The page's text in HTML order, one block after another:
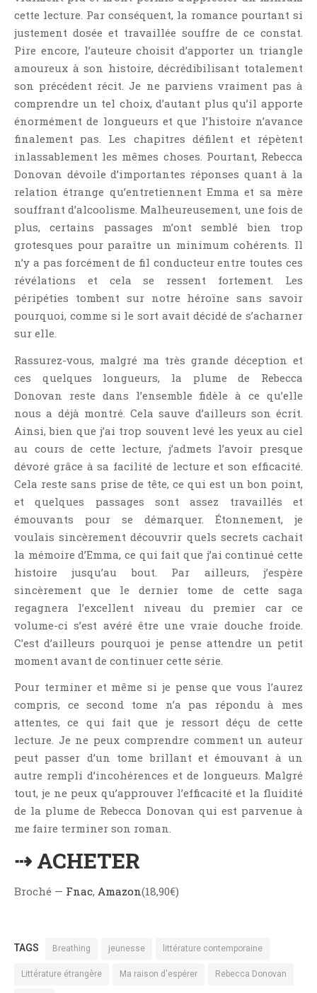
cette lecture. Par conséquent, la romance pourtant si
justement dosée et travaillée souffre de ce constat.
Pire encore, l’auteure choisit d’apporter un triangle
amoureux à son histoire, décrédibilisant totalement
son précédent récit. Je ne parviens vraiment pas à
comprendre un tel choix, d’autant plus qu’il apporte
énormément de longueurs et que l’histoire n’avance
finalement pas. Les chapitres défilent et répètent
inlassablement les mêmes choses. Pourtant, Rebecca
Donovan dévoile d’importantes réponses quant à la
relation étrange qu’entretiennent Emma et sa mère
souffrant d’alcoolisme. Malheureusement, une fois de
plus, certains passages m’ont semblé bien trop
grotesques pour paraître un minimum cohérents. Il
n’y a pas forcément de fil conducteur entre toutes ces
révélations et cela se ressent fortement. Les
péripéties tombent sur notre héroïne sans savoir
pourquoi, comme si le sort avait décidé de s’acharner
sur elle.
Rassurez-vous, malgré ma très grande déception et
ces quelques longueurs, la plume de Rebecca
Donovan reste dans l’ensemble fidèle à ce qu’elle
nous a déjà montré. Cela sauve d’ailleurs son écrit.
Ainsi, bien que j’ai trop souvent levé les yeux au ciel
au cours de cette lecture, j’admets l’avoir presque
dévoré grâce à sa facilité de lecture et son efficacité.
Cela reste sans prise de tête, ce qui est un bon point,
et quelques passages sont assez travaillés et
émouvants pour se démarquer. Étonnement, je
voulais sincèrement découvrir quels secrets cachait
la mémoire d’Emma, ce qui fait que j’ai continué cette
histoire jusqu’au bout. Par ailleurs, j’espère
sincèrement que le dernier tome de cette saga
regagnera l’excellent niveau du premier car ce
volume-ci s’est avéré être une vraie douche froide.
C’est d’ailleurs pourquoi je pense attendre un petit
moment avant de continuer cette série.
Pour terminer et même si je pense que vous l’aurez
compris, ce second tome n’a pas répondu à mes
attentes, ce qui fait que je ressort déçu de cette
lecture. Je ne peux comprendre comment un auteur
peut passer d’un tome brillant et émouvant à un
autre rempli d’incohérences et de longueurs. Malgré
tout, je ne peux qu’approuver l’efficacité et la fluidité
de la plume de Rebecca Donovan qui est parvenue à
me faire terminer son roman.
⇢ ACHETER
Broché — Fnac, Amazon(18,90€)
TAGS Breathing jeunesse littérature contemporaine
Littérature étrangère Ma raison d'espérer Rebecca Donovan